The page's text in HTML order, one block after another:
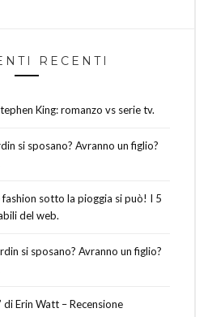
RECENTI
King: romanzo vs serie tv.
si sposano? Avranno un figlio?
fashion sotto la pioggia si può! I 5
del web.
si sposano? Avranno un figlio?
di Erin Watt – Recensione